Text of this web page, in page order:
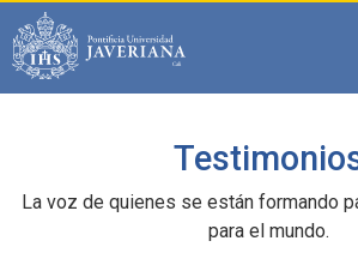
La voz de quienes se están formando
para el mundo.